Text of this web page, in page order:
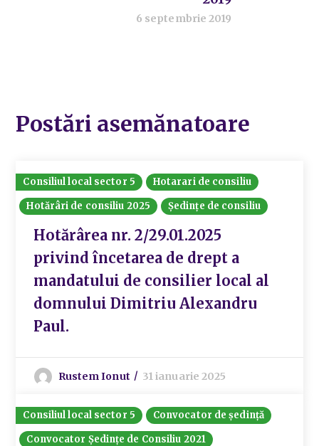
6 septembrie 2019
Postări asemănatoare
Consiliul local sector 5
Hotarari de consiliu
Hotărâri de consiliu 2025
Ședințe de consiliu
Hotărârea nr. 2/29.01.2025
privind încetarea de drept a
mandatului de consilier local al
domnului Dimitriu Alexandru
Paul.
Rustem Ionut 31 ianuarie 2025
Consiliul local sector 5
Convocator de ședință
Convocator Ședințe de Consiliu 2021